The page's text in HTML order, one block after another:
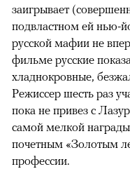
заигрывает
подвластном ей нью-
русской мафии не
фильме русские
хладнокровные,
Режиссер шесть раз
пока не привез с
самой мелкой
почетным «Золотым
профессии.